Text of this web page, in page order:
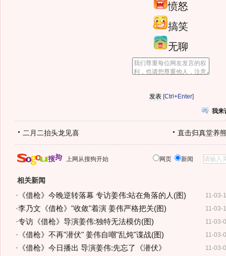
愤怒
搞笑
无聊
[Ctrl+Enter]
我来
二月二抬头龙见喜 直击归真堂养
上网从搜狗开始 网页 新闻
相关新闻
11-03-
· 《借枪》今晚逆转落幕 专访姜伟:站在角落的人(图)
11-03-
·李乃文《借枪》"收敛"着演 姜伟严格把关(图)
11-03-
·专访《借枪》导演姜伟:独特无法模仿(图)
11-03-
· 《借枪》不再"潜伏" 姜伟自嘲"乱炖"谍战(图)
11-03-
· 《借枪》今日播出 导演姜伟:先忘了《潜伏》